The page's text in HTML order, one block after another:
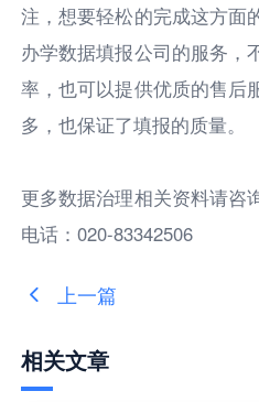
注，想要轻松的完成这方面
办学数据填报公司的服务，
率，也可以提供优质的售后
多，也保证了填报的质量。
更多数据治理相关资料请咨
电话：020-83342506
上一篇
相关文章